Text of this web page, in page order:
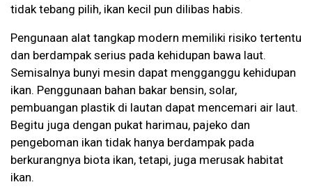
tidak tebang pilih, ikan kecil pun dilibas habis.
Pengunaan alat tangkap modern memiliki risiko tertentu
dan berdampak serius pada kehidupan bawa laut.
Semisalnya bunyi mesin dapat mengganggu kehidupan
ikan. Penggunaan bahan bakar bensin, solar,
pembuangan plastik di lautan dapat mencemari air laut.
Begitu juga dengan pukat harimau, pajeko dan
pengeboman ikan tidak hanya berdampak pada
berkurangnya biota ikan, tetapi, juga merusak habitat
ikan.